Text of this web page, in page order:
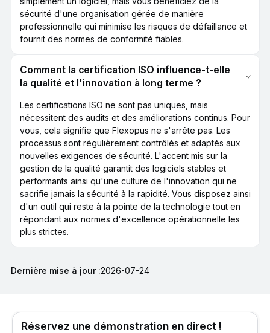
sécurité d'une organisation gérée de manière
professionnelle qui minimise les risques de défaillance et
fournit des normes de conformité fiables.
Comment la certification ISO influence-t-elle
la qualité et l'innovation à long terme ?
Les certifications ISO ne sont pas uniques, mais
nécessitent des audits et des améliorations continus. Pour
vous, cela signifie que Flexopus ne s'arrête pas. Les
processus sont régulièrement contrôlés et adaptés aux
nouvelles exigences de sécurité. L'accent mis sur la
gestion de la qualité garantit des logiciels stables et
performants ainsi qu'une culture de l'innovation qui ne
sacrifie jamais la sécurité à la rapidité. Vous disposez ainsi
d'un outil qui reste à la pointe de la technologie tout en
répondant aux normes d'excellence opérationnelle les
plus strictes.
Dernière mise à jour :2026-07-24
Réservez une démonstration en direct !